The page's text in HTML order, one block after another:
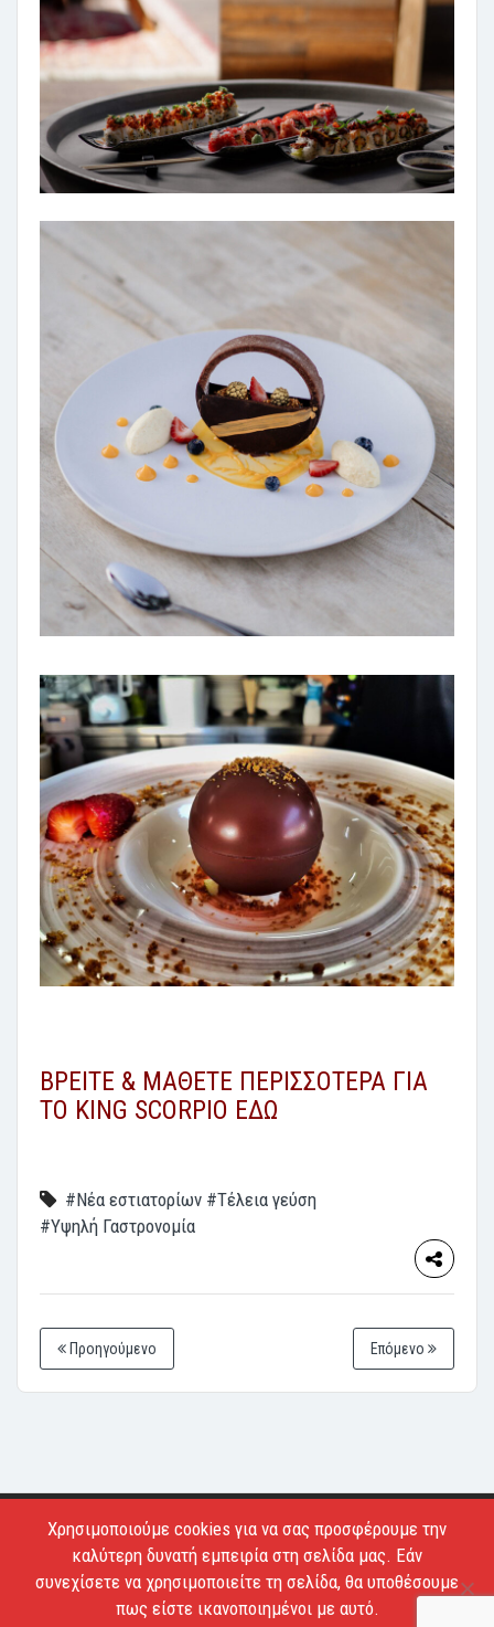
ΒΡΕΙΤΕ & ΜΑΘΕΤΕ ΠΕΡΙΣΣΟΤΕΡΑ ΓΙΑ
ΤΟ KING SCORPIO ΕΔΩ
#Νέα εστιατορίων #Τέλεια γεύση
#Υψηλή Γαστρονομία
Προηγούμενο Επόμενο
Copyright © 2026 - Estiatoria. All Rights Reserved.
Απαγορεύεται το κατέβασμα των φωτογραφιών και η
αντιγραφή των κειμένων.
Χρησιμοποιούμε cookies για να σας προσφέρουμε την
καλύτερη δυνατή εμπειρία στη σελίδα μας. Εάν
συνεχίσετε να χρησιμοποιείτε τη σελίδα, θα υποθέσουμε
πως είστε ικανοποιημένοι με αυτό.